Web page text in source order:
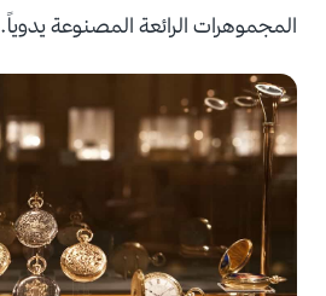
المجموهرات الرائعة المصنوعة يدوياً.